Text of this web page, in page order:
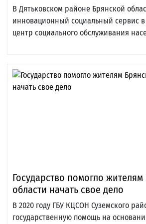
В Дятьковском районе Брянской
инновационный социальный сервис
центр социального обслуживания
Государство помогло
области начать свое дело
В 2020 году ГБУ КЦСОН Суземского
государственную помощь на